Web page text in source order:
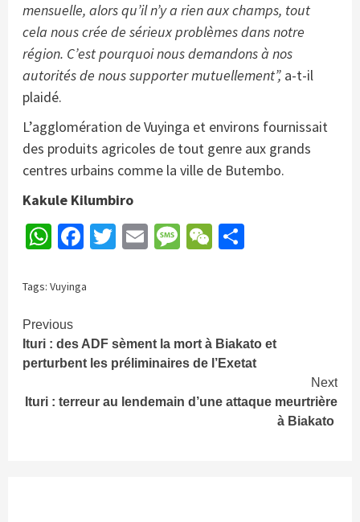
mensuelle, alors qu’il n’y a rien aux champs, tout
cela nous crée de sérieux problèmes dans notre
région. C’est pourquoi nous demandons à nos
autorités de nous supporter mutuellement”, a-t-il
plaidé.
L’agglomération de Vuyinga et environs fournissait
des produits agricoles de tout genre aux grands
centres urbains comme la ville de Butembo.
Kakule Kilumbiro
WhatsApp
Facebook
Twitter
EmailMessage
WeChat
Tags: Vuyinga
Continue
Reading
Previous
Ituri : des ADF sèment la mort à Biakato et
perturbent les préliminaires de l’Exetat
Next
Ituri : terreur au lendemain d’une attaque meurtrière
à Biakato